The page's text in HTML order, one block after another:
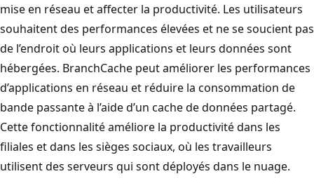
mise en réseau et affecter la productivité. Les utilisateurs
souhaitent des performances élevées et ne se soucient pas
de l’endroit où leurs applications et leurs données sont
hébergées. BranchCache peut améliorer les performances
d’applications en réseau et réduire la consommation de
bande passante à l’aide d’un cache de données partagé.
Cette fonctionnalité améliore la productivité dans les
filiales et dans les sièges sociaux, où les travailleurs
utilisent des serveurs qui sont déployés dans le nuage.